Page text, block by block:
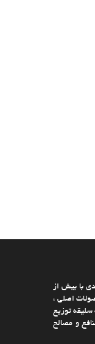
با بیش از
اصلی ،
سلیقه توزیع
و مصالح